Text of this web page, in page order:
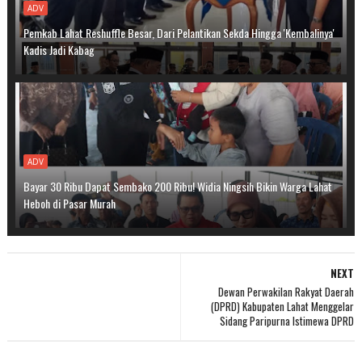
ADV
Pemkab Lahat Reshuffle Besar, Dari Pelantikan Sekda Hingga 'Kembalinya'
Kadis Jadi Kabag
ADV
Bayar 30 Ribu Dapat Sembako 200 Ribu! Widia Ningsih Bikin Warga Lahat
Heboh di Pasar Murah
NEXT
Dewan Perwakilan Rakyat Daerah
(DPRD) Kabupaten Lahat Menggelar
Sidang Paripurna Istimewa DPRD